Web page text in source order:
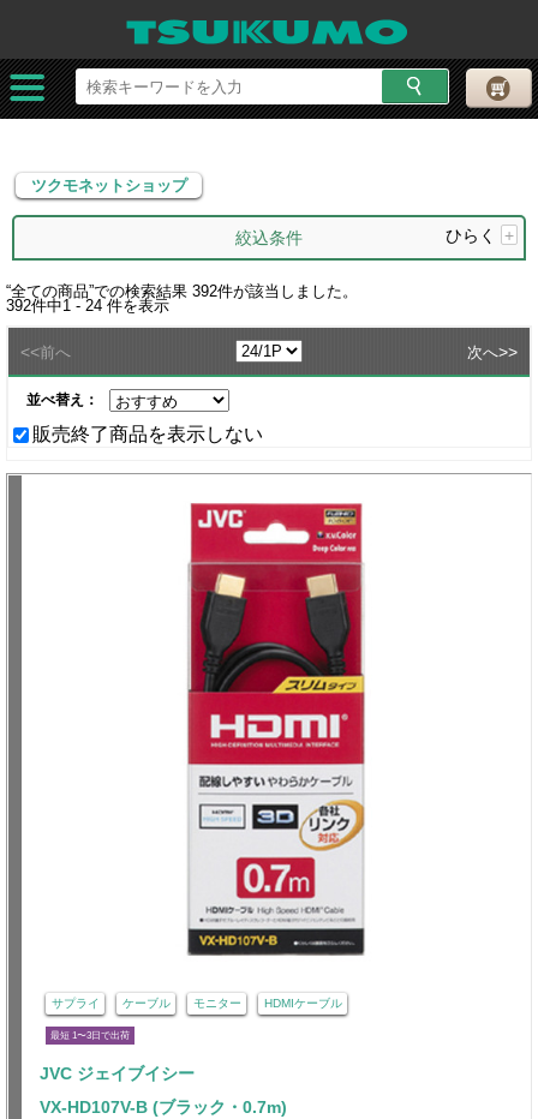
ツクモネットショップ
ツクモネットショップ
絞込条件 ひらく +
“全ての商品”での検索結果 392件が該当しました。
392件中1 - 24 件を表示
<<前へ 次へ>>
並べ替え：
販売終了商品を表示しない
サプライ ケーブル モニター HDMIケーブル
最短 1〜3日で出荷
JVC ジェイブイシー
VX-HD107V-B (ブラック・0.7m)